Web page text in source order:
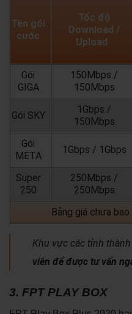
Tên gói
cước
Tốc độ
Download /
Upload
Gói
GIGA
150Mbps /
150Mbps
Gói SKY
1Gbps /
150Mbps
Gói
META
1Gbps / 1Gbps
Super
250
250Mbps /
250Mbps
Bảng giá chưa
Khu vực các tỉnh
viên để được tư vấn
3. FPT PLAY BOX